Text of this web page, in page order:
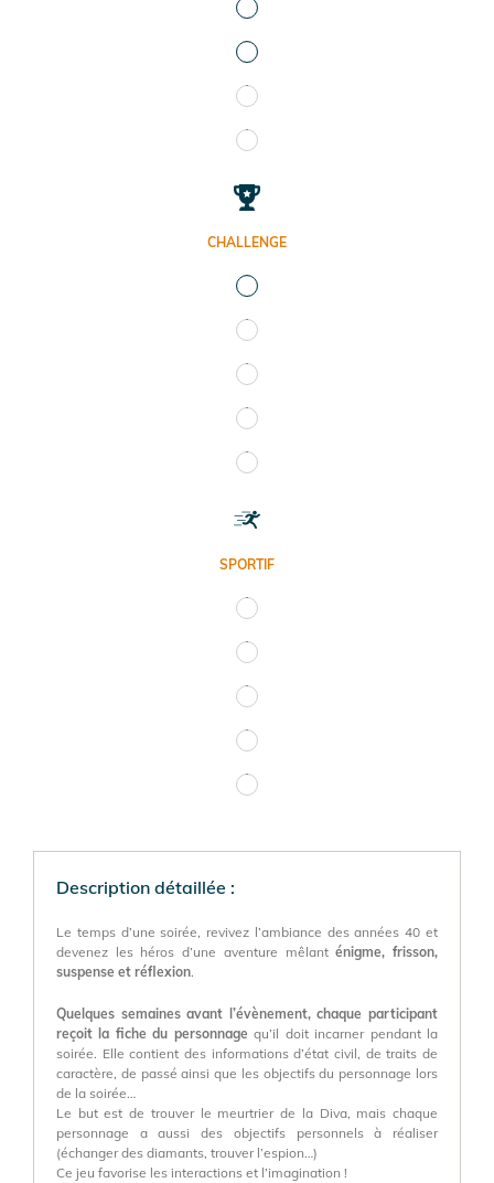
CHALLENGE
SPORTIF
Description détaillée :
Le temps d’une soirée, revivez l’ambiance des années 40 et
devenez les héros d’une aventure mêlanténigme, frisson,
suspense et réflexion.
Quelques semaines avant l’évènement, chaque participant
reçoit la fiche du personnage qu’il doit incarner pendant la
soirée. Elle contient des informations d’état civil, de traits de
caractère, de passé ainsi que les objectifs du personnage lors
de la soirée…
Le but est de trouver le meurtrier de la Diva, mais chaque
personnage a aussi des objectifs personnels à réaliser
(échanger des diamants, trouver l’espion…)
Ce jeu favorise les interactions et l’imagination !